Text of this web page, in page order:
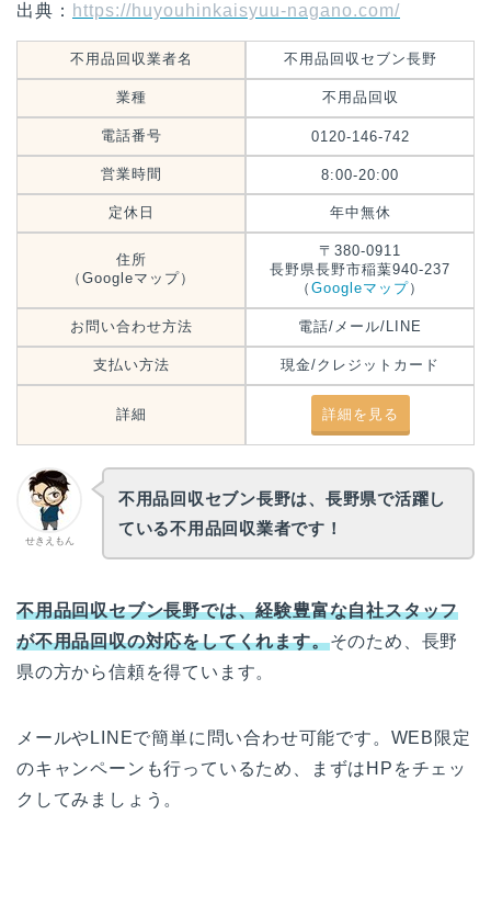
出典： https://huyouhinkaisyuu-nagano.com/
不用品回収業者名 不用品回収セブン長野
業種 不用品回収
電話番号 0120-146-742
営業時間 8:00-20:00
定休日 年中無休
住所
（Googleマップ）
〒380-0911
長野県長野市稲葉940-237
（ Googleマップ）
お問い合わせ方法 電話/メール/LINE
支払い方法 現金/クレジットカード
詳細 詳細を見る
せきえもん
不用品回収セブン長野は、長野県で活躍し
ている不用品回収業者です！
不用品回収セブン長野では、経験豊富な自社スタッフ
が不用品回収の対応をしてくれます。そのため、長野
県の方から信頼を得ています。
メールやLINEで簡単に問い合わせ可能です。WEB限定
のキャンペーンも行っているため、まずはHPをチェッ
クしてみましょう。